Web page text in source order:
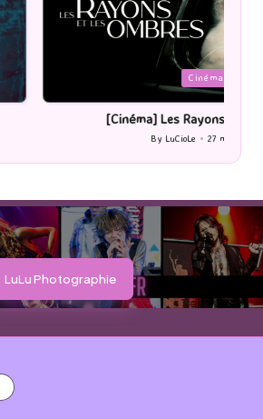
Les Rayons et des ombres
by
LuLu Photographie